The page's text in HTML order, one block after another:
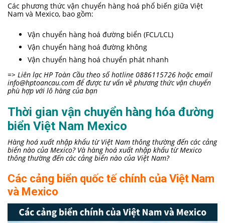
Các phương thức vận chuyển hàng hoá phổ biến giữa Việt
Nam và Mexico, bao gồm:
Vận chuyển hàng hoá đường biển (FCL/LCL)
Vận chuyển hàng hoá đường không
Vận chuyển hàng hoá chuyển phát nhanh
=> Liên lạc HP Toàn Cầu theo số hotline 0886115726 hoặc email
info@hptoancau.com để được tư vấn về phương thức vận chuyển
phù hợp với lô hàng của bạn
Thời gian vận chuyển hàng hóa đường
biển Việt Nam Mexico
Hàng hoá xuất nhập khẩu từ Việt Nam thông thường đến các cảng
biển nào của Mexico? Và hàng hoá xuất nhập khẩu từ Mexico
thông thường đến các cảng biển nào của Việt Nam?
Các cảng biển quốc tế chính của Việt Nam
và Mexico